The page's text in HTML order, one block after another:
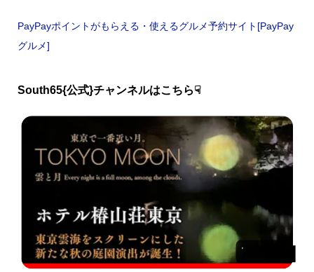
PayPayポイントがもらえる・使えるグルメ予約サイト[PayPay
グルメ]
South65{公式}チャンネルはこちら☟